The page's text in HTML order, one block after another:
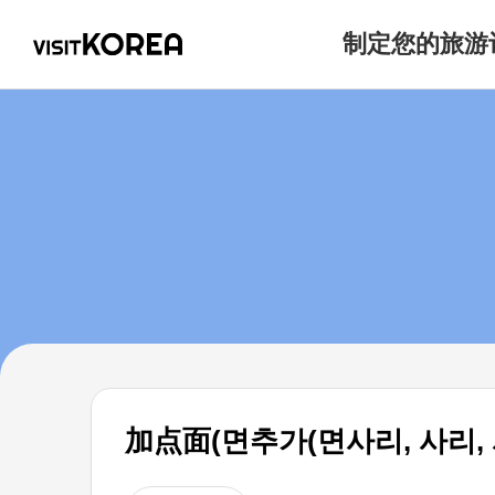
制定您的旅游
加点面(면추가(면사리, 사리,